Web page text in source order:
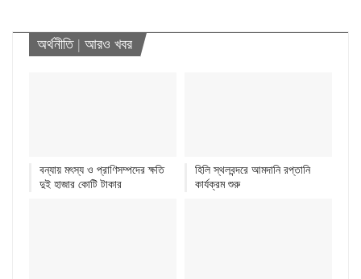
অর্থনীতি| আরও খবর
বন্যায় মৎস্য ও প্রাণিসম্পদের ক্ষতি
দুই হাজার কোটি টাকার
হিলি স্থলবন্দরে আমদানি রপ্তানি
কার্যক্রম শুরু